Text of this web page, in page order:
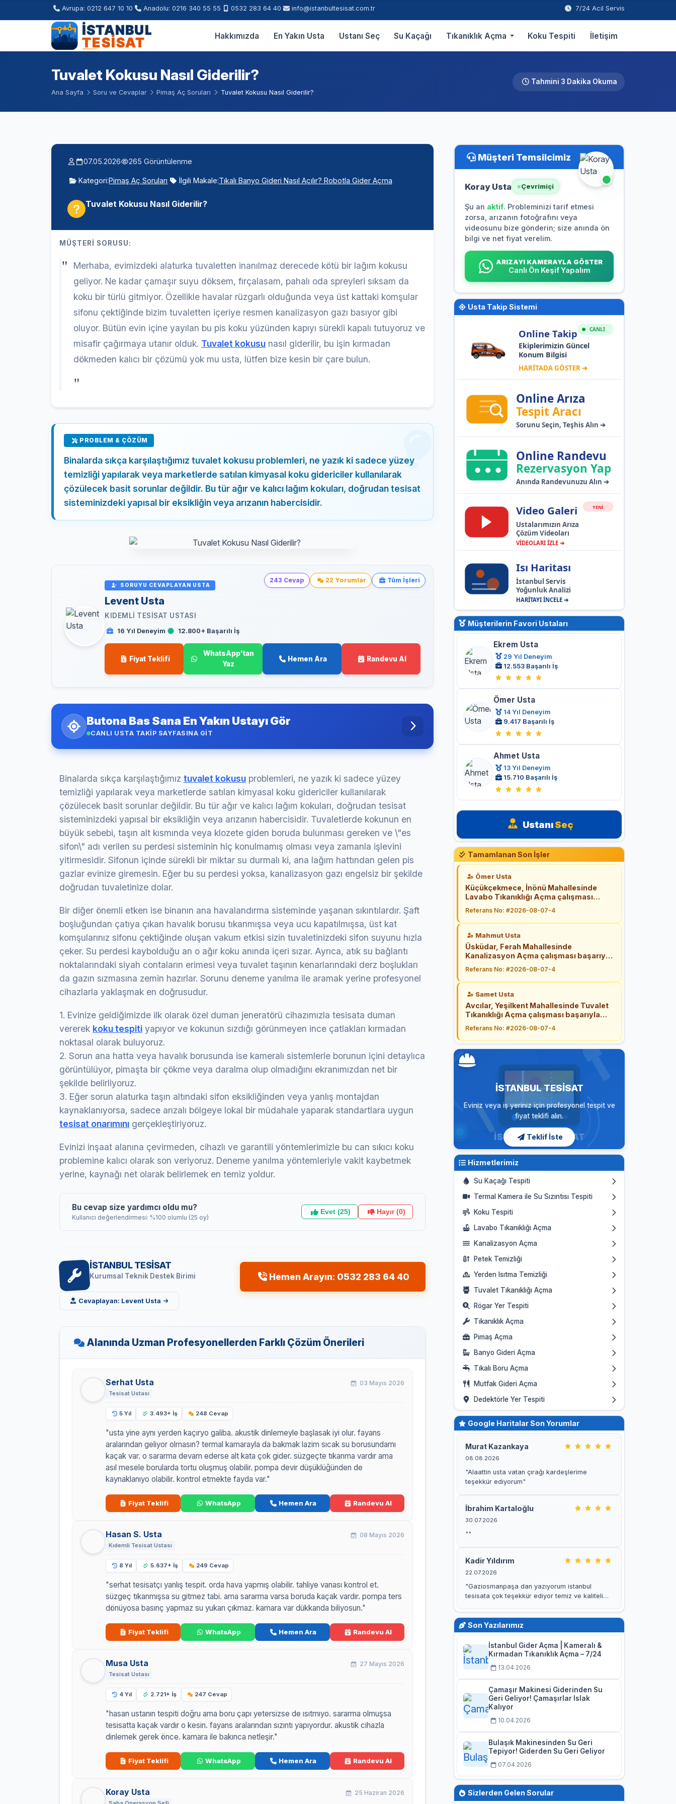
Avrupa: 0212 647 10 10 Anadolu: 0216 340 55 55 0532 283 64 40 info@istanbultesisat.com.tr 7/24 Acil Servis
Hakkımızda En Yakın Usta Ustanı Seç Su Kaçağı Tıkanıklık Açma Koku Tespiti İletişim
Tuvalet Kokusu Nasıl Giderilir?
Ana Sayfa Soru ve Cevaplar Pimaş Aç Soruları Tuvalet Kokusu Nasıl Giderilir?
Tahmini 3 Dakika Okuma
07.05.2026 265 Görüntülenme
Kategori:Pimaş Aç Soruları İlgili Makale:Tıkalı Banyo Gideri Nasıl Açılır? Robotla Gider Açma
Tuvalet Kokusu Nasıl Giderilir?
MÜŞTERİ SORUSU:
"
Merhaba, evimizdeki alaturka tuvaletten inanılmaz derecede kötü bir lağım kokusu
geliyor. Ne kadar çamaşır suyu döksem, fırçalasam, pahalı oda spreyleri sıksam da
koku bir türlü gitmiyor. Özellikle havalar rüzgarlı olduğunda veya üst kattaki komşular
sifonu çektiğinde bizim tuvaletten içeriye resmen kanalizasyon gazı basıyor gibi
oluyor. Bütün evin içine yayılan bu pis koku yüzünden kapıyı sürekli kapalı tutuyoruz ve
misafir çağırmaya utanır olduk. Tuvalet kokusu nasıl giderilir, bu işin kırmadan
dökmeden kalıcı bir çözümü yok mu usta, lütfen bize kesin bir çare bulun.
"
PROBLEM & ÇÖZÜM
Binalarda sıkça karşılaştığımız tuvalet kokusu problemleri, ne yazık ki sadece yüzey
temizliği yapılarak veya marketlerde satılan kimyasal koku gidericiler kullanılarak
çözülecek basit sorunlar değildir. Bu tür ağır ve kalıcı lağım kokuları, doğrudan tesisat
sisteminizdeki yapısal bir eksikliğin veya arızanın habercisidir.
243 Cevap 22 Yorumlar Tüm İşleri
SORUYU CEVAPLAYAN USTA
Levent Usta
KIDEMLI TESISAT USTASI
16 Yıl Deneyim 12.800+ Başarılı İş
Fiyat Teklifi
WhatsApp'tan
Yaz
Hemen Ara Randevu Al
Butona Bas Sana En Yakın Ustayı Gör
CANLI USTA TAKİP SAYFASINA GİT
Binalarda sıkça karşılaştığımız tuvalet kokusu problemleri, ne yazık ki sadece yüzey
temizliği yapılarak veya marketlerde satılan kimyasal koku gidericiler kullanılarak
çözülecek basit sorunlar değildir. Bu tür ağır ve kalıcı lağım kokuları, doğrudan tesisat
sisteminizdeki yapısal bir eksikliğin veya arızanın habercisidir. Tuvaletlerde kokunun en
büyük sebebi, taşın alt kısmında veya klozete giden boruda bulunması gereken ve \"es
sifon\" adı verilen su perdesi sisteminin hiç konulmamış olması veya zamanla işlevini
yitirmesidir. Sifonun içinde sürekli bir miktar su durmalı ki, ana lağım hattından gelen pis
gazlar evinize giremesin. Eğer bu su perdesi yoksa, kanalizasyon gazı engelsiz bir şekilde
doğrudan tuvaletinize dolar.
Bir diğer önemli etken ise binanın ana havalandırma sisteminde yaşanan sıkıntılardır. Şaft
boşluğundan çatıya çıkan havalık borusu tıkanmışsa veya ucu kapatılmışsa, üst kat
komşularınız sifonu çektiğinde oluşan vakum etkisi sizin tuvaletinizdeki sifon suyunu hızla
çeker. Su perdesi kaybolduğu an o ağır koku anında içeri sızar. Ayrıca, atık su bağlantı
noktalarındaki siyah contaların erimesi veya tuvalet taşının kenarlarındaki derz boşlukları
da gazın sızmasına zemin hazırlar. Sorunu deneme yanılma ile aramak yerine profesyonel
cihazlarla yaklaşmak en doğrusudur.
1. Evinize geldiğimizde ilk olarak özel duman jeneratörü cihazımızla tesisata duman
vererek koku tespiti yapıyor ve kokunun sızdığı görünmeyen ince çatlakları kırmadan
noktasal olarak buluyoruz.
2. Sorun ana hatta veya havalık borusunda ise kameralı sistemlerle borunun içini detaylıca
görüntülüyor, pimaşta bir çökme veya daralma olup olmadığını ekranımızdan net bir
şekilde belirliyoruz.
3. Eğer sorun alaturka taşın altındaki sifon eksikliğinden veya yanlış montajdan
kaynaklanıyorsa, sadece arızalı bölgeye lokal bir müdahale yaparak standartlara uygun
tesisat onarımını gerçekleştiriyoruz.
Evinizi inşaat alanına çevirmeden, cihazlı ve garantili yöntemlerimizle bu can sıkıcı koku
problemine kalıcı olarak son veriyoruz. Deneme yanılma yöntemleriyle vakit kaybetmek
yerine, kaynağı net olarak belirlemek en temiz yoldur.
Bu cevap size yardımcı oldu mu?
Kullanıcı değerlendirmesi: %100 olumlu (25 oy)
Evet (25) Hayır (0)
İSTANBUL TESİSAT
Kurumsal Teknik Destek Birimi Hemen Arayın: 0532 283 64 40
Cevaplayan: Levent Usta
Alanında Uzman Profesyonellerden Farklı Çözüm Önerileri
Serhat Usta
Tesisat Ustası
03 Mayıs 2026
5 Yıl 3.493+ İş 248 Cevap
"usta yine aynı yerden kaçıryo galiba. akustik dinlemeyle başlasak iyi olur. fayans
aralarından geliyor olmasın? termal kamarayla da bakmak lazim sıcak su borusundamı
kaçak var. o sararma devam ederse alt kata çok gider. süzgeçte tıkanma vardır ama
asıl mesele borularda tortu oluşmuş olabilir. pompa devir düşüklüğünden de
kaynaklanıyo olabilir. kontrol etmekte fayda var."
Fiyat Teklifi WhatsApp Hemen Ara Randevu Al
Hasan S. Usta
Kıdemli Tesisat Ustası
08 Mayıs 2026
8 Yıl 5.637+ İş 249 Cevap
"serhat tesisatçı yanlış tespit. orda hava yapmış olabilir. tahliye vanası kontrol et.
süzgeç tıkanmışsa su gitmez tabi. ama sararma varsa boruda kaçak vardır. pompa ters
dönüyosa basınç yapmaz su yukarı çıkmaz. kamara var dükkanda biliyosun."
Fiyat Teklifi WhatsApp Hemen Ara Randevu Al
Musa Usta
Tesisat Ustası
27 Mayıs 2026
4 Yıl 2.721+ İş 247 Cevap
"hasan ustanın tespiti doğru ama boru çapı yetersizse de ısıtmıyo. sararma olmuşsa
tesisatta kaçak vardır o kesin. fayans aralarından sızıntı yapıyordur. akustik cihazla
dinlemek gerek önce. kamara ile bakınca netleşir."
Fiyat Teklifi WhatsApp Hemen Ara Randevu Al
Koray Usta 25 Haziran 2026
Müşteri Temsilcimiz
Koray Usta Çevrimiçi
Şu an aktif. Probleminizi tarif etmesi
zorsa, arızanın fotoğrafını veya
videosunu bize gönderin; size anında ön
bilgi ve net fiyat verelim.
ARIZAYI KAMERAYLA GÖSTER
Canlı Ön Keşif Yapalım
Usta Takip Sistemi
CANLI
Online Takip
Ekiplerimizin Güncel
Konum Bilgisi
HARİTADA GÖSTER ➔
Online Arıza
Tespit Aracı
Sorunu Seçin, Teşhis Alın ➔
Online Randevu
Rezervasyon Yap
Anında Randevunuzu Alın ➔
Video Galeri YENİ
Ustalarımızın Arıza
Çözüm Videoları
VİDEOLARI İZLE ➔
Isı Haritası
İstanbul Servis
Yoğunluk Analizi
HARİTAYI İNCELE ➔
Müşterilerin Favori Ustaları
Ekrem Usta
29 Yıl Deneyim
12.553 Başarılı İş
Ömer Usta
14 Yıl Deneyim
9.417 Başarılı İş
Ahmet Usta
13 Yıl Deneyim
15.710 Başarılı İş
UstanıSeç
Tamamlanan Son İşler
Ömer Usta
Küçükçekmece, İnönü Mahallesinde
Lavabo Tıkanıklığı Açma çalışması
başarıyla tamamlandı.
Referans No: #2026-08-07-4
Mahmut Usta
Üsküdar, Ferah Mahallesinde
Kanalizasyon Açma çalışması başarıyla
tamamlandı.
Referans No: #2026-08-07-4
Samet Usta
Avcılar, Yeşilkent Mahallesinde Tuvalet
Tıkanıklığı Açma çalışması başarıyla
tamamlandı.
Referans No: #2026-08-07-4
İSTANBUL TESISAT
Eviniz veya iş yeriniz için profesyonel tespit ve
fiyat teklifi alın.
Teklif İste
Hizmetlerimiz
Su Kaçağı Tespiti
Termal Kamera ile Su Sızıntısı Tespiti
Koku Tespiti
Lavabo Tıkanıklığı Açma
Kanalizasyon Açma
Petek Temizliği
Yerden Isıtma Temizliği
Tuvalet Tıkanıklığı Açma
Rögar Yer Tespiti
Tıkanıklık Açma
Pimaş Açma
Banyo Gideri Açma
Tıkalı Boru Açma
Mutfak Gideri Açma
Dedektörle Yer Tespiti
Google Haritalar Son Yorumlar
Murat Kazankaya
08.08.2026
"Alaattin usta vatan çırağı kardeşlerime
teşekkür ediyorum"
İbrahim Kartaloğlu
30.07.2026
""
Kadir Yıldırım
22.07.2026
"Gaziosmanpaşa dan yazıyorum istanbul
tesisata çok teşekkür ediyor temiz ve kaliteli
Son Yazılarımız
İstanbul Gider Açma | Kameralı &
Kırmadan Tıkanıklık Açma – 7/24
13.04.2026
Çamaşır Makinesi Giderinden Su
Geri Geliyor! Çamaşırlar Islak
Kalıyor
10.04.2026
Bulaşık Makinesinden Su Geri
Tepiyor! Giderden Su Geri Geliyor
07.04.2026
Sizlerden Gelen Sorular